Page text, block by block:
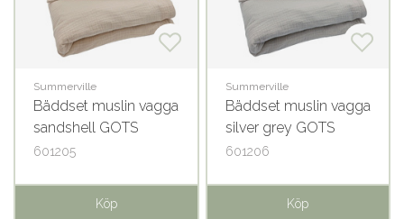
Summerville
Bäddset muslin vagga
sandshell GOTS
601205
Köp
Summerville
Bäddset muslin vagga
silver grey GOTS
601206
Köp